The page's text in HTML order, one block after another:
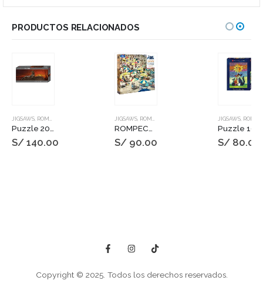
PRODUCTOS RELACIONADOS
JIGSAWS ROMPECABEZAS
S/ 140.00
JIGSAWS ROMPECABEZAS
S/ 90.00
JIGSAWS, ROMPECABEZAS
S/80.00
Copyright © 2025. Todos los derechos reservados.